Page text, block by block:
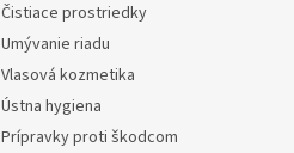
Čistiace prostriedky
Umývanie riadu
Vlasová kozmetika
Ústna hygiena
Prípravky proti škodcom